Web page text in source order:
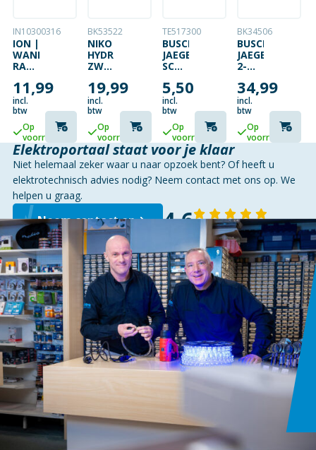
IN10300316
ION |
WANDCONTACTDOOS
RANDAARDE
KLAPDEKSEL
|
KINDERBEVEILIGING
V1/D1
|
MAT
ZWART
11,99
incl.
btw
Op
voorraad
BK53522
NIKO
HYDRO
ZWART
SCHAKELAAR
SPUITWATERDICHT
19,99
incl.
btw
Op
voorraad
TE517300
BUSCH-
JAEGER
SCHAKELWIP
VOUDIG
SI
CRÈME
5,50
incl.
btw
Op
voorraad
BK34506
BUSCH-
JAEGER
2-
SCHAKELAAR
INBOUW
+
CONTROLE
LAMP
34,99
incl.
btw
Op
voorraad
Elektroportaal staat voor je klaar
Niet helemaal zeker waar u naar opzoek bent? Of heeft u
elektrotechnisch advies nodig? Neem contact met ons op. We
helpen u graag.
Neem contact op 4,6 143 reviews